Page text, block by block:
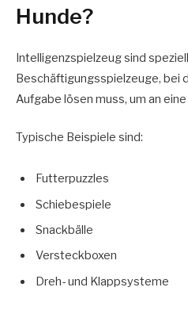
Hunde?
Intelligenzspielzeug sind
Beschäftigungsspielzeuge, bei
Aufgabe lösen muss, um an
Typische Beispiele sind:
Futterpuzzles
Schiebespiele
Snackbälle
Versteckboxen
Dreh- und Klappsysteme